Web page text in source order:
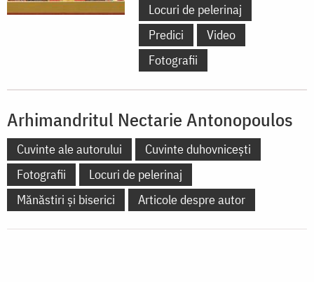
Locuri de pelerinaj
Predici
Video
Fotografii
Arhimandritul Nectarie Antonopoulos
Cuvinte ale autorului
Cuvinte duhovnicești
Fotografii
Locuri de pelerinaj
Mănăstiri și biserici
Articole despre autor